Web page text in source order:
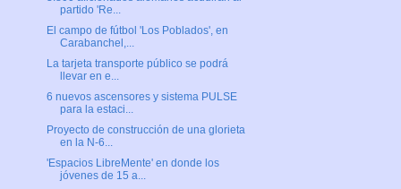
partido 'Re...
El campo de fútbol 'Los Poblados', en
Carabanchel,...
La tarjeta transporte público se podrá
llevar en e...
6 nuevos ascensores y sistema PULSE
para la estaci...
Proyecto de construcción de una glorieta
en la N-6...
'Espacios LibreMente' en donde los
jóvenes de 15 a...